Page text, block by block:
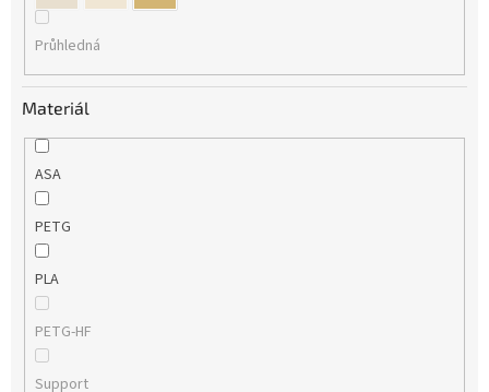
Průhledná
Materiál
ASA
PETG
PLA
PETG-HF
Support